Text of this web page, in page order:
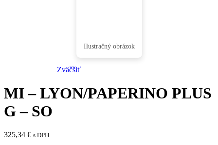
Zväčšiť
MI – LYON/PAPERINO PLUS
G – SO
325,34 € s DPH